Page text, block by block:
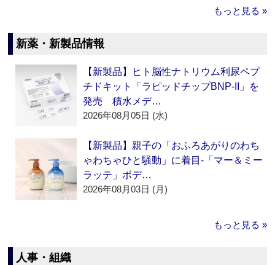
もっと見る »
新薬・新製品情報
【新製品】ヒト脳性ナトリウム利尿ペプ
チドキット「ラピッドチップBNP-II」を
発売 積水メデ…
2026年08月05日 (水)
【新製品】親子の「おふろあがりのわち
ゃわちゃひと騒動」に着目‐「マー＆ミー
ラッテ」ボデ…
2026年08月03日 (月)
もっと見る »
人事・組織